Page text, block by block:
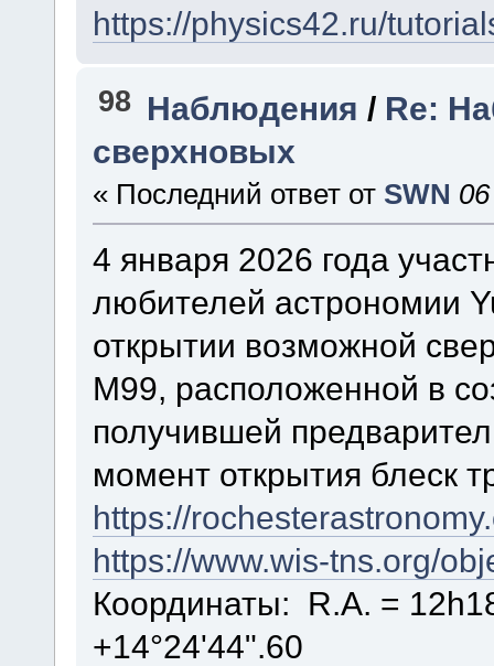
https://physics42.ru/
98 Наблюдения / Re:
сверхновых
« Последний ответ от SWN
4 января 2026 года
любителей астрономии
открытии возможной
М99, расположенной в
получившей
момент открытия блеск
https://
https://www.wis-tns.org/
Координаты: R.A. =
+14°24'44".60